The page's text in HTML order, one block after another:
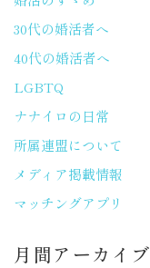
30代の婚活者へ
40代の婚活者へ
LGBTQ
ナナイロの日常
所属連盟について
メディア掲載情報
マッチングアプリ
月間アーカイブ